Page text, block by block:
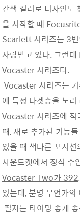
간색 컬러로 디자인도
을 시작할 때
Scarlett 시리즈는 3번
사랑받고 있다. 그런
Vocaster 시리즈다.
Vocaster 시리즈는
에 특정 타겟층을 노
Vocaster 시리즈에 적
때, 새로 추가된 기능
었을 때 색다른 포지
사운드캣에서 정식
Vocaster Two가
있는데, 분명 무언가
필자는 타이밍 좋게